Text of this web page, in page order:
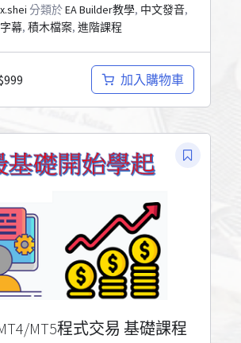
分類於EA Builder教學, 中文發音,
幕, 積木檔案, 進階課程
999 加入購物車
MT5程式交易 基礎課程